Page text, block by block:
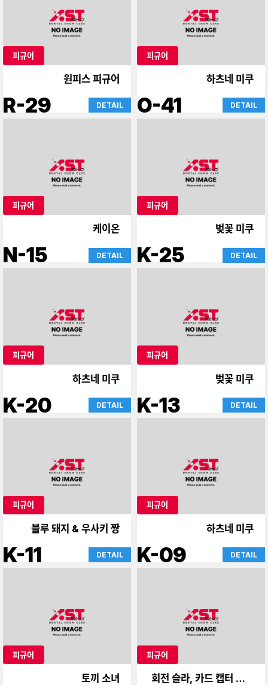
피규어
원피스 피규어
R-29 DETAIL
피규어
하츠네 미쿠
O-41 DETAIL
피규어
케이온
N-15 DETAIL
피규어
벚꽃 미쿠
K-25 DETAIL
피규어
하츠네 미쿠
K-20 DETAIL
피규어
벚꽃 미쿠
K-13 DETAIL
피규어
블루 돼지 & 우사키 짱
K-11 DETAIL
피규어
하츠네 미쿠
K-09 DETAIL
피규어
토끼 소녀
피규어
회전 슬라, 카드 캡터 사쿠